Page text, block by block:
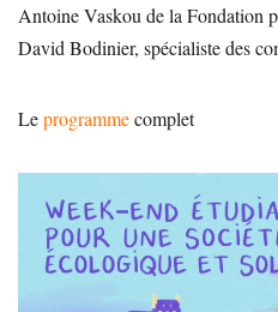
Antoine Vaskou de la Fondation
David Bodinier, spécialiste des
Leprogrammecomplet